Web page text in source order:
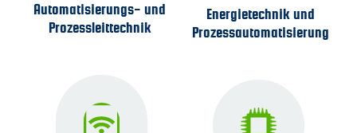
Automatisierungs- und
Prozess­leit­technik
Energie­technik und
Prozess­automatisierung